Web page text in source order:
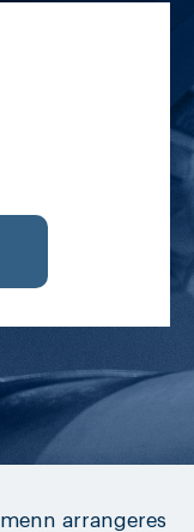
arrangeres